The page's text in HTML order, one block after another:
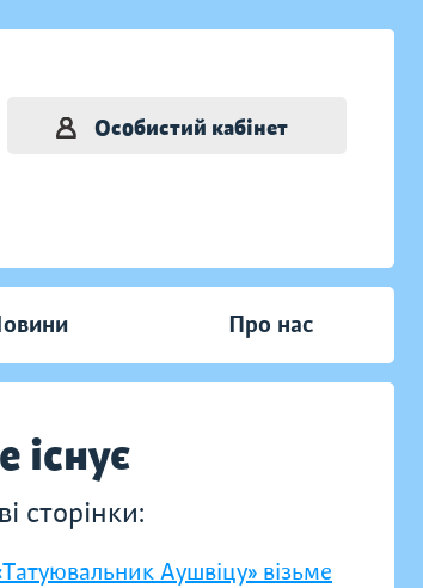
Особистий кабінет
Про нас
існує
сторінки:
Аушвіцу» візьме